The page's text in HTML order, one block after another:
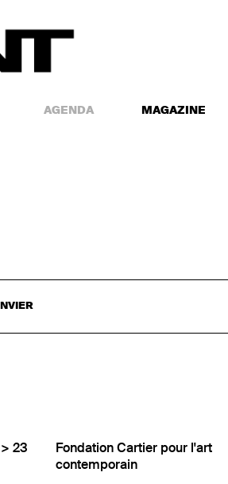
AGENDA MAGAZINE
23
Fondation Cartier pour l'art
contemporain